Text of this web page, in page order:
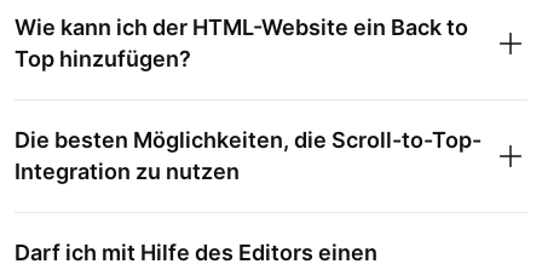
Wie kann ich der HTML-Website ein Back to
Top hinzufügen?
Die besten Möglichkeiten, die Scroll-to-Top-
Integration zu nutzen
Darf ich mit Hilfe des Editors einen